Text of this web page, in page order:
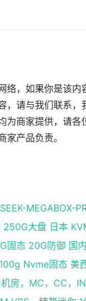
络，如果你是该内
，请与我们联系，
为商家提供，请各
家产品负责。